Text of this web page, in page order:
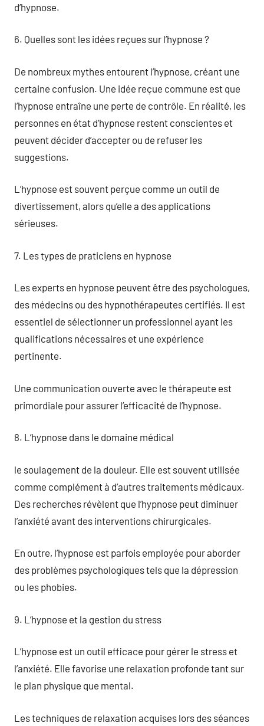
d’hypnose.
6. Quelles sont les idées reçues sur l’hypnose ?
De nombreux mythes entourent l’hypnose, créant une
certaine confusion. Une idée reçue commune est que
l’hypnose entraîne une perte de contrôle. En réalité, les
personnes en état d’hypnose restent conscientes et
peuvent décider d’accepter ou de refuser les
suggestions.
L’hypnose est souvent perçue comme un outil de
divertissement, alors qu’elle a des applications
sérieuses.
7. Les types de praticiens en hypnose
Les experts en hypnose peuvent être des psychologues,
des médecins ou des hypnothérapeutes certifiés. Il est
essentiel de sélectionner un professionnel ayant les
qualifications nécessaires et une expérience
pertinente.
Une communication ouverte avec le thérapeute est
primordiale pour assurer l’efficacité de l’hypnose.
8. L’hypnose dans le domaine médical
le soulagement de la douleur. Elle est souvent utilisée
comme complément à d’autres traitements médicaux.
Des recherches révèlent que l’hypnose peut diminuer
l’anxiété avant des interventions chirurgicales.
En outre, l’hypnose est parfois employée pour aborder
des problèmes psychologiques tels que la dépression
ou les phobies.
9. L’hypnose et la gestion du stress
L’hypnose est un outil efficace pour gérer le stress et
l’anxiété. Elle favorise une relaxation profonde tant sur
le plan physique que mental.
Les techniques de relaxation acquises lors des séances